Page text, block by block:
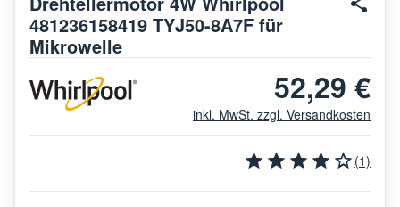
481236158419 TYJ50-8A7F für
Mikrowelle
52,29 €
inkl. MwSt. zzgl. Versandkosten
(1)